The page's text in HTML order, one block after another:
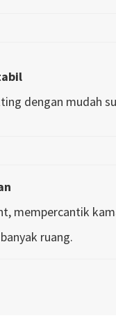
dengan mudah
mempercantik
ruang.